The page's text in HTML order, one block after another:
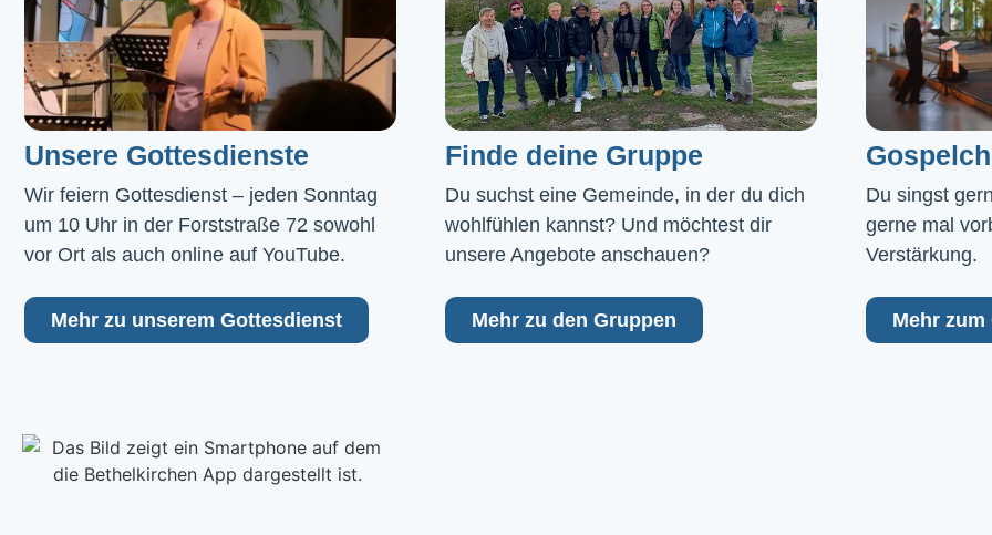
Unsere Gottesdienste
Wir feiern Gottesdienst – jeden Sonntag
um 10 Uhr in der Forststraße 72 sowohl
vor Ort als auch online auf YouTube.
Mehr zu unserem Gottesdienst
Finde deine Gruppe
Du suchst eine Gemeinde, in der du dich
wohlfühlen kannst? Und möchtest dir
unsere Angebote anschauen?
Mehr zu den Gruppen
Du singst
gerne mal
Verstärkung.
Mehr